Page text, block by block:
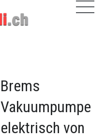
Brems
Vakuumpumpe
elektrisch von